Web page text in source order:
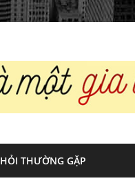
THƯỜNG GẶP